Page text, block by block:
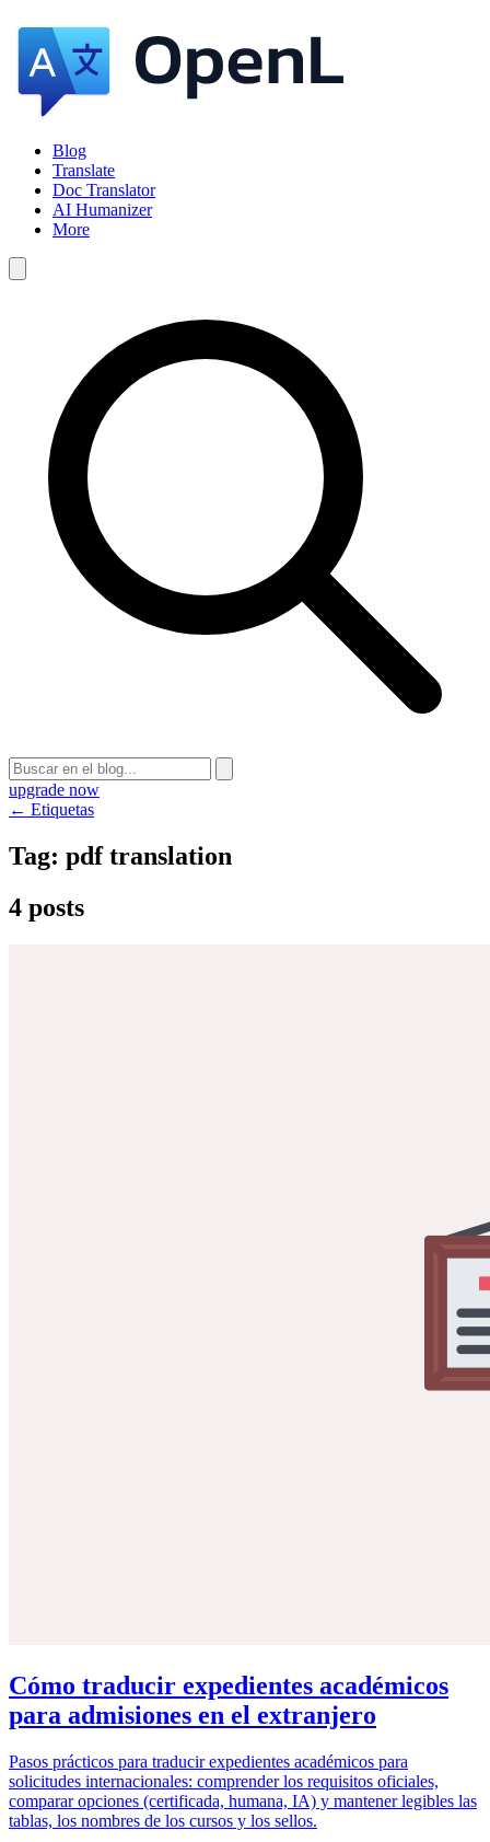
Blog
Translate
Doc Translator
AI Humanizer
More
upgrade now
← Etiquetas
Tag: pdf translation
4 posts
Cómo traducir expedientes académicos
para admisiones en el extranjero
Pasos prácticos para traducir expedientes académicos para
solicitudes internacionales: comprender los requisitos oficiales,
comparar opciones (certificada, humana, IA) y mantener legibles las
tablas, los nombres de los cursos y los sellos.